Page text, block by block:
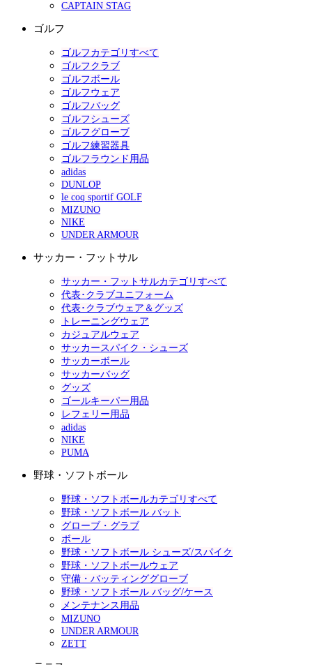
CAPTAIN STAG
ゴルフ
ゴルフカテゴリすべて
ゴルフクラブ
ゴルフボール
ゴルフウェア
ゴルフバッグ
ゴルフシューズ
ゴルフグローブ
ゴルフ練習器具
ゴルフラウンド用品
adidas
DUNLOP
le coq sportif GOLF
MIZUNO
NIKE
UNDER ARMOUR
サッカー・フットサル
サッカー・フットサルカテゴリすべて
代表･クラブユニフォーム
代表･クラブウェア＆グッズ
トレーニングウェア
カジュアルウェア
サッカースパイク・シューズ
サッカーボール
サッカーバッグ
グッズ
ゴールキーパー用品
レフェリー用品
adidas
NIKE
PUMA
野球・ソフトボール
野球・ソフトボールカテゴリすべて
野球・ソフトボール バット
グローブ・グラブ
ボール
野球・ソフトボール シューズ/スパイク
野球・ソフトボールウェア
守備・バッティンググローブ
野球・ソフトボール バッグ/ケース
メンテナンス用品
MIZUNO
UNDER ARMOUR
ZETT